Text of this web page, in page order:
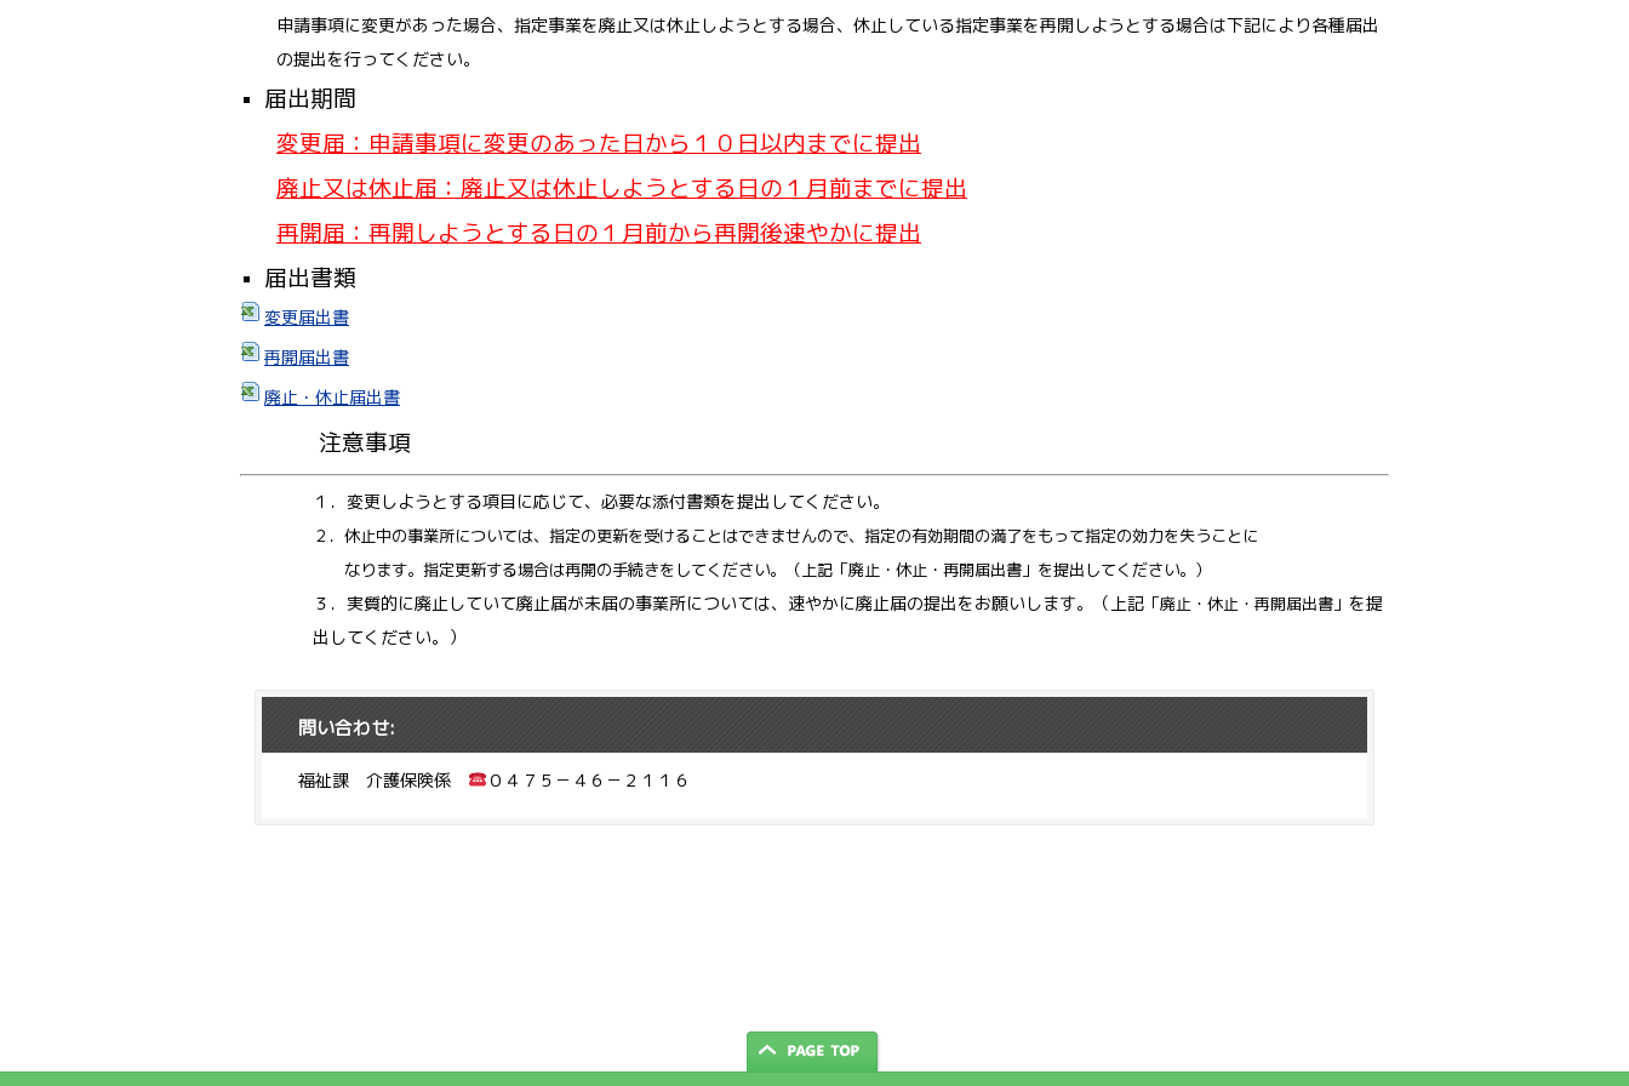
申請事項に変更があった場合、指定事業を廃止又は休止しようとする場合、休止している指定事業を再開しようとする場合は下記により各種届出
の提出を行ってください。
届出期間
変更届：申請事項に変更のあった日から１０日以内までに提出
廃止又は休止届：廃止又は休止しようとする日の１月前までに提出
再開届：再開しようとする日の１月前から再開後速やかに提出
届出書類
変更届出書
再開届出書
廃止・休止届出書
注意事項
１．変更しようとする項目に応じて、必要な添付書類を提出してください。
２．休止中の事業所については、指定の更新を受けることはできませんので、指定の有効期間の満了をもって指定の効力を失うことに
なります。指定更新する場合は再開の手続きをしてください。（上記「廃止・休止・再開届出書」を提出してください。）
３．実質的に廃止していて廃止届が未届の事業所については、速やかに廃止届の提出をお願いします。（上記 「廃止・休止・再開届出書」 を提
出してください。）
問い合わせ:
福祉課 介護保険係 ０４７５－４６－２１１６